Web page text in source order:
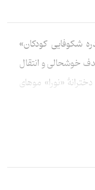
شکوفایی کودکان»
خوشحالی و انتقال
«نورا» موهای
کردن گره روسری از